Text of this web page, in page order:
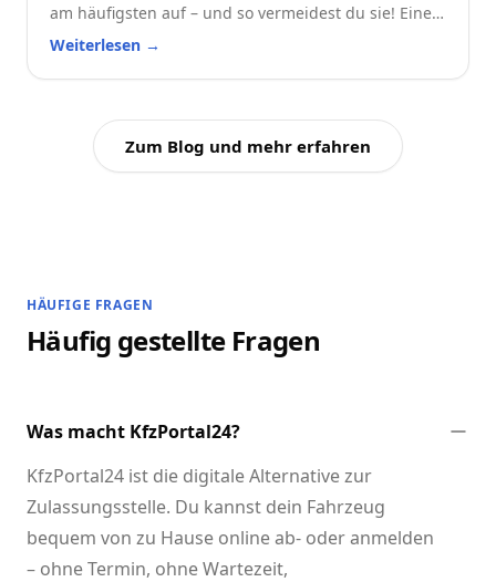
am häufigsten auf – und so vermeidest du sie! Eine
praktische Checkliste für alle Autofahrer.
Weiterlesen →
Zum Blog und mehr erfahren
HÄUFIGE FRAGEN
Häufig gestellte Fragen
Was macht KfzPortal24?
KfzPortal24 ist die digitale Alternative zur
Zulassungsstelle. Du kannst dein Fahrzeug
bequem von zu Hause online ab- oder anmelden
– ohne Termin, ohne Wartezeit,